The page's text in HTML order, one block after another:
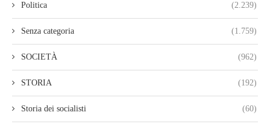
Politica (2.239)
Senza categoria (1.759)
SOCIETÀ (962)
STORIA (192)
Storia dei socialisti (60)